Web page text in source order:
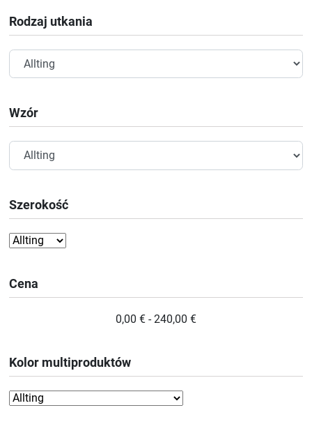
Rodzaj utkania
Wzór
Szerokość
Cena
0,00 € - 240,00 €
Kolor multiproduktów